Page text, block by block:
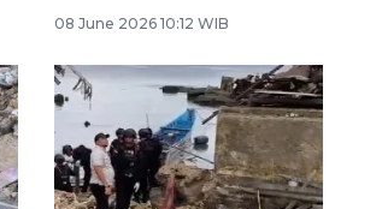
08 June 2026 10:12 WIB